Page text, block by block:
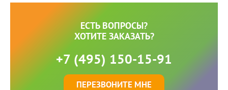
ЕСТЬ ВОПРОСЫ?
ХОТИТЕ ЗАКАЗАТЬ?
+7 (495) 150-15-91
ПЕРЕЗВОНИТЕ МНЕ